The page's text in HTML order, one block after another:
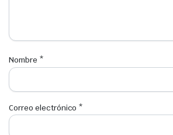
Nombre *
Correo electrónico *